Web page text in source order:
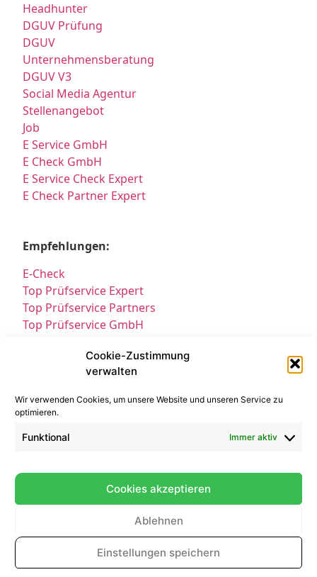
Cookie-Zustimmung
verwalten
Wir verwenden Cookies, um unsere Website und unseren Service zu
optimieren.
Funktional Immer aktiv
Cookies akzeptieren
Ablehnen
Einstellungen speichern
Headhunter
DGUV Prüfung
DGUV
Unternehmensberatung
DGUV V3
Social Media Agentur
Stellenangebot
Job
E Service GmbH
E Check GmbH
E Service Check Expert
E Check Partner Expert
Empfehlungen:
E-Check
Top Prüfservice Expert
Top Prüfservice Partners
Top Prüfservice GmbH
Sicherheitsprüfungen Partners
Sicherheitsprüfungen Expert
Prüfung E-Check Expert
Prüfung elektrischer Anlagen
Kontakt Impressum Datenschutz
© All Rights Reserved 2025